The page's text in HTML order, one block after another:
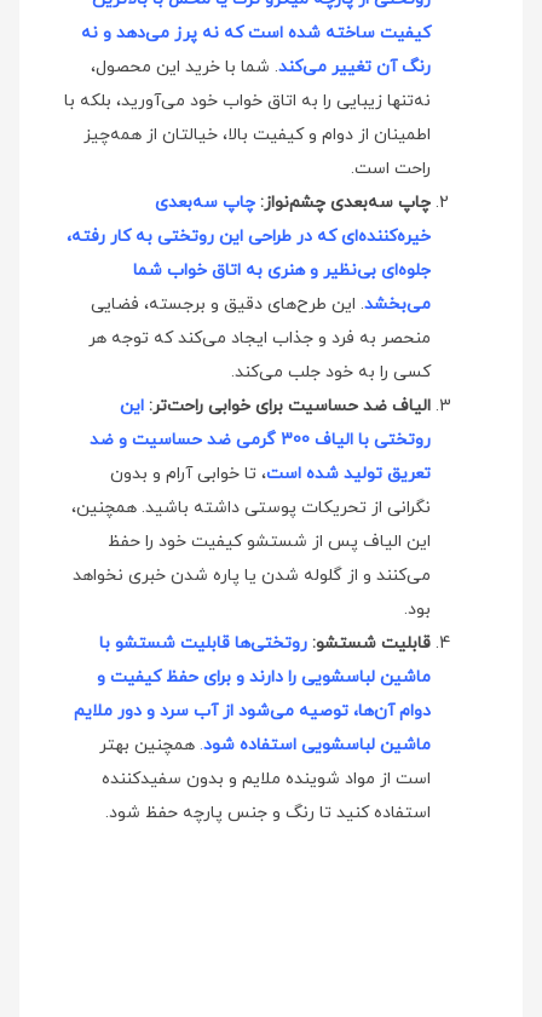
کیفیت ساخته شده است که نه پرز می‌دهد و نه
رنگ آن تغییر می‌کند. شما با خرید این محصول،
نه‌تنها زیبایی را به اتاق خواب خود می‌آورید، بلکه با
اطمینان از دوام و کیفیت بالا، خیالتان از همه‌چیز
راحت است.
چاپ سه‌بعدی چشم‌نواز: چاپ سه‌بعدی
خیره‌کننده‌ای که در طراحی این روتختی به کار رفته،
جلوه‌ای بی‌نظیر و هنری به اتاق خواب شما
می‌بخشد. این طرح‌های دقیق و برجسته، فضایی
منحصر به فرد و جذاب ایجاد می‌کند که توجه هر
کسی را به خود جلب می‌کند.
الیاف ضد حساسیت برای خوابی راحت‌تر: این
روتختی با الیاف 300 گرمی ضد حساسیت و ضد
تعریق تولید شده است، تا خوابی آرام و بدون
نگرانی از تحریکات پوستی داشته باشید. همچنین،
این الیاف پس از شستشو کیفیت خود را حفظ
می‌کنند و از گلوله شدن یا پاره شدن خبری نخواهد
بود.
قابلیت شستشو: روتختی‌ها قابلیت شستشو با
ماشین لباسشویی را دارند و برای حفظ کیفیت و
دوام آن‌ها، توصیه می‌شود از آب سرد و دور ملایم
ماشین لباسشویی استفاده شود. همچنین بهتر
است از مواد شوینده ملایم و بدون سفیدکننده
استفاده کنید تا رنگ و جنس پارچه حفظ شود.